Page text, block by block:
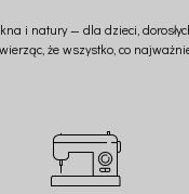
i natury — dla dzieci,
że wszystko, co